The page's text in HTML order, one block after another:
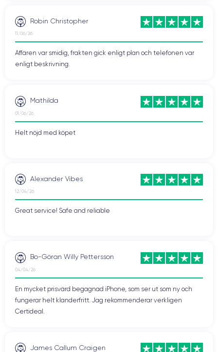
Robin Christopher
11/06/26
Affären var smidig, frakten gick enligt plan och telefonen var
enligt beskrivning.
Mathilda
01/06/26
Helt nöjd med köpet
Alexander Vibes
12/04/26
Great service! Safe and reliable
Bo-Göran Willy Pettersson
04/04/26
En mycket prisvärd begagnad iPhone, som ser ut som ny och
fungerar helt klanderfritt. Jag rekommenderar verkligen
Certideal.
James Callum Craigen